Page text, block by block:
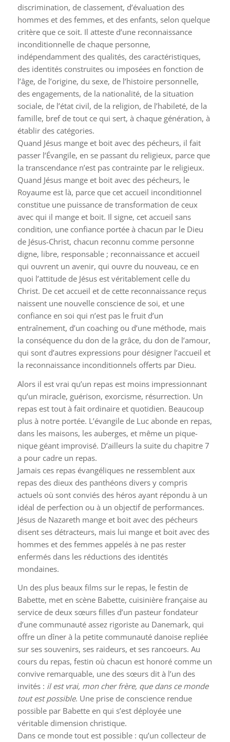
discrimination, de classement, d’évaluation des
hommes et des femmes, et des enfants, selon quelque
critère que ce soit. Il atteste d’une reconnaissance
inconditionnelle de chaque personne,
indépendamment des qualités, des caractéristiques,
des identités construites ou imposées en fonction de
l’âge, de l’origine, du sexe, de l’histoire personnelle,
des engagements, de la nationalité, de la situation
sociale, de l’état civil, de la religion, de l’habileté, de la
famille, bref de tout ce qui sert, à chaque génération, à
établir des catégories.
Quand Jésus mange et boit avec des pécheurs, il fait
passer l’Évangile, en se passant du religieux, parce que
la transcendance n’est pas contrainte par le religieux.
Quand Jésus mange et boit avec des pécheurs, le
Royaume est là, parce que cet accueil inconditionnel
constitue une puissance de transformation de ceux
avec qui il mange et boit. Il signe, cet accueil sans
condition, une confiance portée à chacun par le Dieu
de Jésus-Christ, chacun reconnu comme personne
digne, libre, responsable ; reconnaissance et accueil
qui ouvrent un avenir, qui ouvre du nouveau, ce en
quoi l’attitude de Jésus est véritablement celle du
Christ. De cet accueil et de cette reconnaissance reçus
naissent une nouvelle conscience de soi, et une
confiance en soi qui n’est pas le fruit d’un
entraînement, d’un coaching ou d’une méthode, mais
la conséquence du don de la grâce, du don de l’amour,
qui sont d’autres expressions pour désigner l’accueil et
la reconnaissance inconditionnels offerts par Dieu.
Alors il est vrai qu’un repas est moins impressionnant
qu’un miracle, guérison, exorcisme, résurrection. Un
repas est tout à fait ordinaire et quotidien. Beaucoup
plus à notre portée. L’évangile de Luc abonde en repas,
dans les maisons, les auberges, et même un pique-
nique géant improvisé. D’ailleurs la suite du chapitre 7
a pour cadre un repas.
Jamais ces repas évangéliques ne ressemblent aux
repas des dieux des panthéons divers y compris
actuels où sont conviés des héros ayant répondu à un
idéal de perfection ou à un objectif de performances.
Jésus de Nazareth mange et boit avec des pécheurs
disent ses détracteurs, mais lui mange et boit avec des
hommes et des femmes appelés à ne pas rester
enfermés dans les réductions des identités
mondaines.
Un des plus beaux films sur le repas, le festin de
Babette, met en scène Babette, cuisinière française au
service de deux sœurs filles d’un pasteur fondateur
d’une communauté assez rigoriste au Danemark, qui
offre un dîner à la petite communauté danoise repliée
sur ses souvenirs, ses raideurs, et ses rancoeurs. Au
cours du repas, festin où chacun est honoré comme un
convive remarquable, une des sœurs dit à l’un des
invités : il est vrai, mon cher frère, que dans ce monde
tout est possible. Une prise de conscience rendue
possible par Babette en qui s’est déployée une
véritable dimension christique.
Dans ce monde tout est possible : qu’un collecteur de